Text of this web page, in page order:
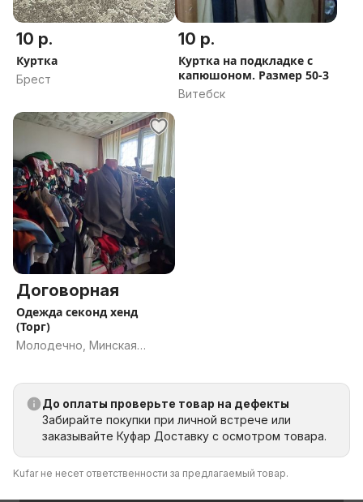
10 р.
Куртка
Брест
10 р.
Куртка на подкладке с
капюшоном. Размер 50-3
Витебск
Договорная
Одежда секонд хенд
(Торг)
Молодечно, Минская
До оплаты проверьте товар на дефекты
Забирайте покупки при личной встрече или
заказывайте Куфар Доставку с осмотром товара.
Kufar не несет ответственности за предлагаемый товар.